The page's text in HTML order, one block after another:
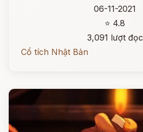
06-11-2021
⭐ 4.8
3,091 lượt đọc
Cổ tích Nhật Bản